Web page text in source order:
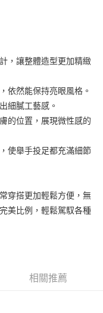
即使用無須另外申請。
自動跳轉到大哥付的交易
截止日，確認付款後即完
易確認頁面所載為準。
未通過，訂單將自動取
每月結算日後寄送繳費提
台灣大直營門市／銀行轉
簡稱本公司）所提供，讓
由商店將買賣／分期付款
付方式。 讓您購物簡單
轉至「AFTEE先享後付」
您需要取消訂單，請聯絡
，讓整體造型更加精緻
依然能保持亮眼風格。
細膩工藝感。
的位置，展現微性感的
使舉手投足都充滿細節
穿搭更加輕鬆方便，無
美比例，輕鬆駕馭各種
相關推薦